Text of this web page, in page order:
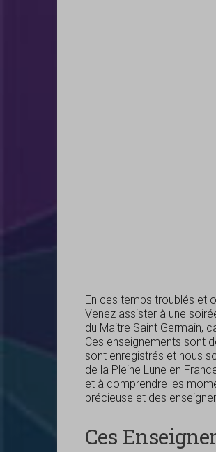
En ces temps troublés et
Venez assister à une
du Maitre Saint Germain,
Ces enseignements sont
sont enregistrés et nous
de la Pleine Lune en
et à comprendre les
précieuse et des
Ces